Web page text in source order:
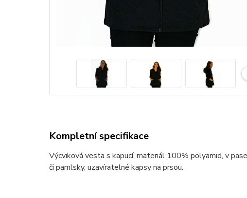
Kompletní specifikace
Výcviková vesta s kapucí, materiál 100% polyamid, v
či pamlsky, uzavíratelné kapsy na prsou.